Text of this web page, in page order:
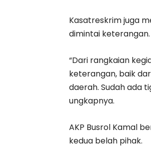
Kasatreskrim juga
dimintai keterangan.
“Dari rangkaian
keterangan, baik
daerah. Sudah ada
ungkapnya.
AKP Busrol Kamal
kedua belah pihak.